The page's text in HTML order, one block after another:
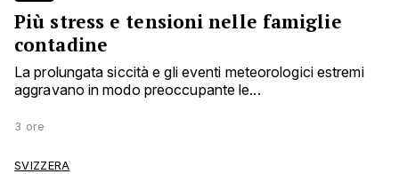
Più stress e tensioni nelle famiglie
contadine
La prolungata siccità e gli eventi meteorologici estremi
aggravano in modo preoccupante le...
3 ore
SVIZZERA